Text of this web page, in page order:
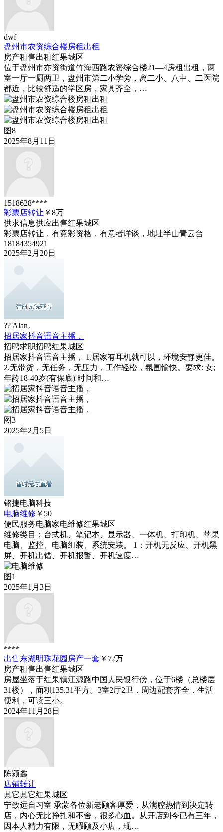
dwf
盘州市农资综合楼房租出租
房产租售出租红果城区
位于盘州市亦资街道竹海西路农资综合楼21—4房租出租，两
室一厅一厨两卫，盘州市第二小学旁，离二小、八中、二医院
都近，比较舒适的学区房，家具齐全，…
图8
2025年8月11日
1518628****
彩票店转让 ￥8万
供求信息供应出售红果城区
彩票店转让，有竞彩资格，有意者详谈，地址半山青云台
18184354921
2025年2月20日
?? Alan。
招居家抖音语音主播，
招聘求职招聘红果城区
招居家抖音语音主播， 1.居家有耳机就可以，环境安静更佳。
2.无带货，无任务，无压力，工作轻松，氛围愉快。要求: 女;
年龄18-40岁(有保底) 时间和…
图3
2025年2月5日
铭捷电脑科技
电脑维修 ￥50
便民服务电脑家电维修红果城区
维修类目：台式机、笔记本、显示器、一体机、打印机、苹果
电脑、监控、电脑组装、系统安装。 1：开机无反应、开机黑
屏、开机出错、开机报警、开机速度…
图1
2025年1月3日
****
出售东湖明珠花园房产一套 ￥72万
房产租售出售红果城区
房屋坐落于红果镇江源路中国人民银行傍，位于6楼（总楼层
31楼），面积135.31平方。3室2厅2卫，周边配套齐全，生活
便利，可读三小。
2024年11月28日
陈颍鑫
店铺转让
其它其它红果城区
宁致远自习室 承蒙各位新老顾客厚爱，从满腔热情到决定转
店，内心无比挣扎和不舍，很多心血。从开店到今已有三年，
因本人精力有限，无暇顾及小店，现…